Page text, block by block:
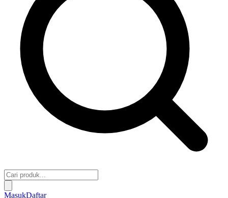
MasukDaftar